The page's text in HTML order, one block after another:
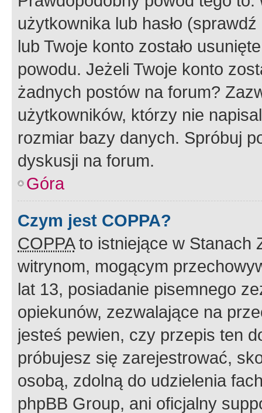
użytkownika lub hasło
lub Twoje konto zostało
powodu. Jeżeli Twoje konto
żadnych postów na forum?
użytkowników, którzy nie
rozmiar bazy danych. Spróbuj
dyskusji na forum.
Góra
Czym jest COPPA?
COPPAto istniejące w Stanach
witrynom, mogącym
lat 13, posiadanie pisemnego
opiekunów, zezwalające na
jesteś pewien, czy przepis ten
próbujesz się zarejestrować,
osobą, zdolną do udzielenia
phpBB Group, ani oficjalny